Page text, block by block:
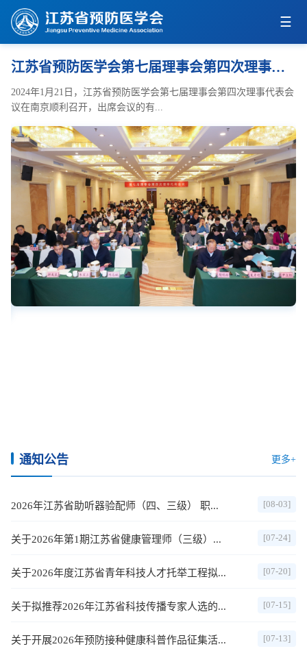
江苏省预防医学会第七届理事会第四次理事代表会议在南...
2024年1月21日，江苏省预防医学会第七届理事会第四次理事代表会
议在南京顺利召开，出席会议的有...
通知公告 更多+
2026年江苏省助听器验配师（四、三级） 职... [08-03]
关于2026年第1期江苏省健康管理师（三级）... [07-24]
关于2026年度江苏省青年科技人才托举工程拟... [07-20]
关于拟推荐2026年江苏省科技传播专家人选的... [07-15]
关于开展2026年预防接种健康科普作品征集活... [07-13]